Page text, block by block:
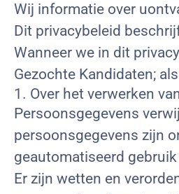
Wij informatie over
Dit privacybeleid
Wanneer we in dit
Gezochte Kandidaten;
1. Over het verwerken
Persoonsgegevens
persoonsgegevens zijn
geautomatiseerd
Er zijn wetten en